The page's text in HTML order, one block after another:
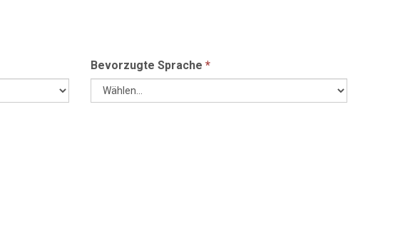
Bevorzugte Sprache *